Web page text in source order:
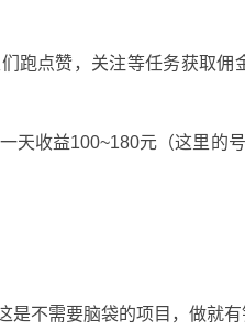
跑点赞，关注等任务获取佣
天收益100~180元（这里的
不需要脑袋的项目，做就有